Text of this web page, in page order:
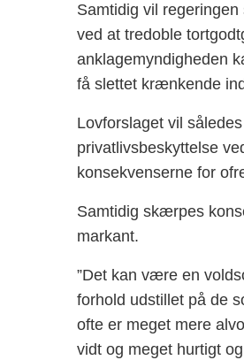
Samtidig vil
ved at tredoble
anklagemyndigheden
få slettet krænkende
Lovforslaget vil
privatlivsbeskyttelse
konsekvenserne for
Samtidig skærpes
markant.
”Det kan være en
forhold udstillet på de
ofte er meget mere
vidt og meget hurtigt